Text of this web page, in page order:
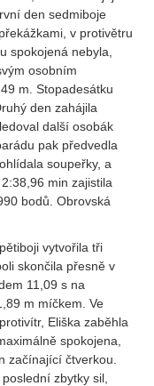
den sedmiboje
v protivětru
spokojená nebyla,
osobním
m. Stopadesátku
den zahájila
další osobák
pak předvedla
soupeřky, a
min zajistila
bodů. Obrovská
vytvořila tři
skončila přesně v
11,09 s na
m míčkem. Ve
Eliška zaběhla
spokojena,
začínající čtverkou.
zbytky sil,